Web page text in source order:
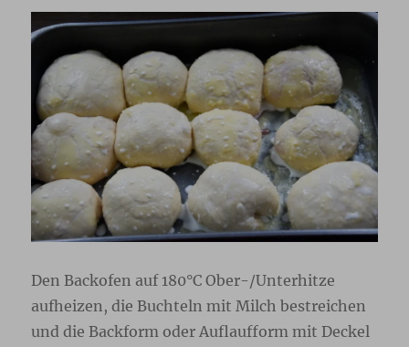
Den Backofen auf 180°C Ober-/Unterhitze
aufheizen, die Buchteln mit Milch bestreichen
und die Backform oder Auflaufform mit Deckel